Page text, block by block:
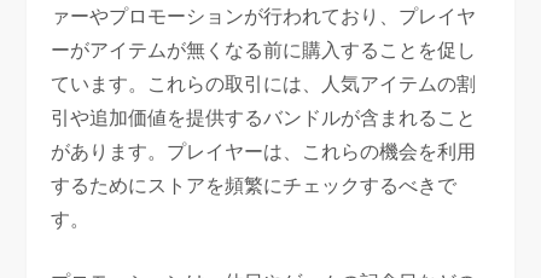
ァーやプロモーションが行われており、プレイヤ
ーがアイテムが無くなる前に購入することを促し
ています。これらの取引には、人気アイテムの割
引や追加価値を提供するバンドルが含まれること
があります。プレイヤーは、これらの機会を利用
するためにストアを頻繁にチェックするべきで
す。